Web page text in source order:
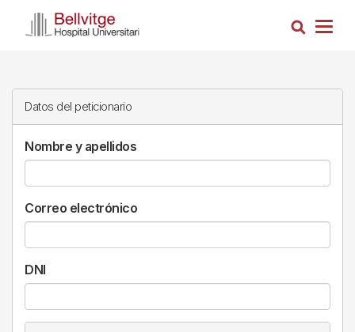
Busca
Datos del peticionario
Nombre y apellidos
Correo electrónico
DNI